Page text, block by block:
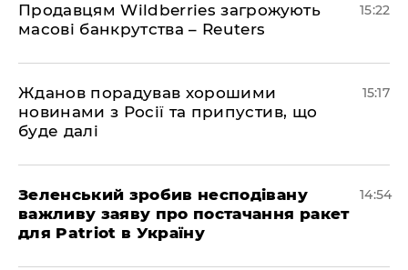
Продавцям Wildberries загрожують
масові банкрутства – Reuters
15:22
Жданов порадував хорошими
новинами з Росії та припустив, що
буде далі
15:17
Зеленський зробив несподівану
важливу заяву про постачання ракет
для Patriot в Україну
14:54